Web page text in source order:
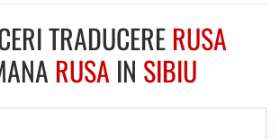
TRADUCERERUSA
RUSA IN SIBIU